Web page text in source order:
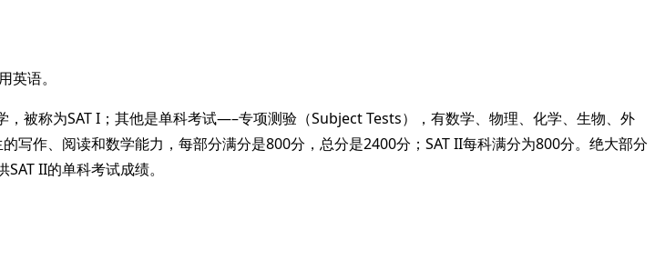
语。
被称为SAT I；其他是单科考试—–专项测验（Subject Tests），有数学、物理、化学、生物、外
写作、阅读和数学能力，每部分满分是800分，总分是2400分；SAT II每科满分为800分。绝大部分
II的单科考试成绩。